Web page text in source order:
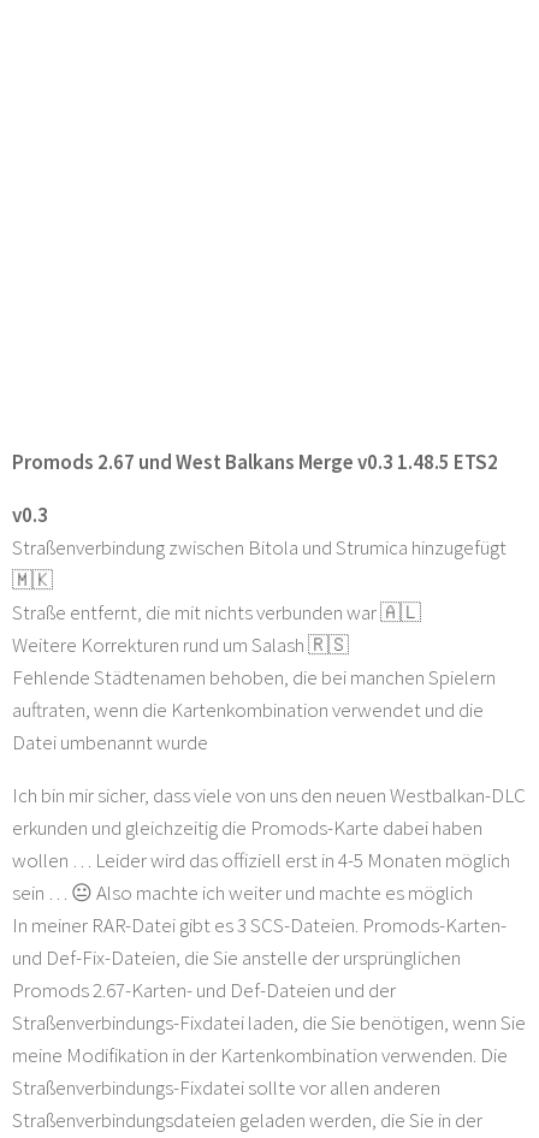
Promods 2.67 und West Balkans Merge v0.3 1.48.5 ETS2
v0.3
Straßenverbindung zwischen Bitola und Strumica hinzugefügt
🇲🇰
Straße entfernt, die mit nichts verbunden war 🇦🇱
Weitere Korrekturen rund um Salash 🇷🇸
Fehlende Städtenamen behoben, die bei manchen Spielern
auftraten, wenn die Kartenkombination verwendet und die
Datei umbenannt wurde
Ich bin mir sicher, dass viele von uns den neuen Westbalkan-DLC
erkunden und gleichzeitig die Promods-Karte dabei haben
wollen … Leider wird das offiziell erst in 4-5 Monaten möglich
sein … 😐 Also machte ich weiter und machte es möglich
In meiner RAR-Datei gibt es 3 SCS-Dateien. Promods-Karten-
und Def-Fix-Dateien, die Sie anstelle der ursprünglichen
Promods 2.67-Karten- und Def-Dateien und der
Straßenverbindungs-Fixdatei laden, die Sie benötigen, wenn Sie
meine Modifikation in der Kartenkombination verwenden. Die
Straßenverbindungs-Fixdatei sollte vor allen anderen
Straßenverbindungsdateien geladen werden, die Sie in der